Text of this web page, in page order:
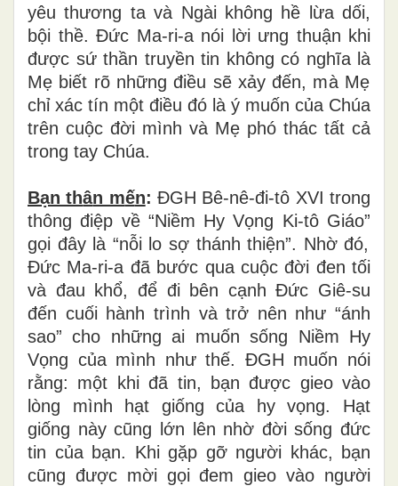
yêu thương ta và Ngài không hề lừa dối,
bội thề. Đức Ma-ri-a nói lời ưng thuận khi
được sứthần truyền tin không có nghĩa là
Mẹ biết rõnhữngđiều sẽxảyđến, màMẹ
chỉxác tín một điều đó là ý muốn của Chúa
trên cuộc đời mình và Mẹ phó thác tất cả
trong tay Chúa.
Bạn thân mến: ĐGH Bê-nê-đi-tô XVI trong
thôngđiệp về “Niềm Hy Vọng Ki-tôGiáo”
gọi đây là “nỗi lo sợ thánh thiện”. Nhờ đó,
Đức Ma-ri-a đãbước qua cuộcđời đen tối
và đau khổ, để đi bên cạnhĐức Giê-su
đến cuối hành trình vàtrở nên như “ánh
sao” cho những ai muốn sống Niềm Hy
Vọng của mình nhưthế. ĐGH muốn nói
rằng: một khiđã tin, bạnđược gieo vào
lòng mình hạt giống của hy vọng. Hạt
giống này cũng lớn lên nhờ đời sống đức
tin của bạn. Khi gặp gỡngười khác, bạn
cũng được mời gọiđem gieo vào người